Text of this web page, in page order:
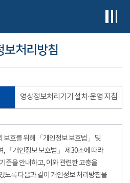
보처리방침
영상정보처리기기 설치·운영 지침
보호를 위해 「개인정보 보호법」 및
, 「개인정보 보호법」 제30조에 따라
준을 안내하고, 이와 관련한 고충을
도록 다음과 같이 개인정보 처리방침을